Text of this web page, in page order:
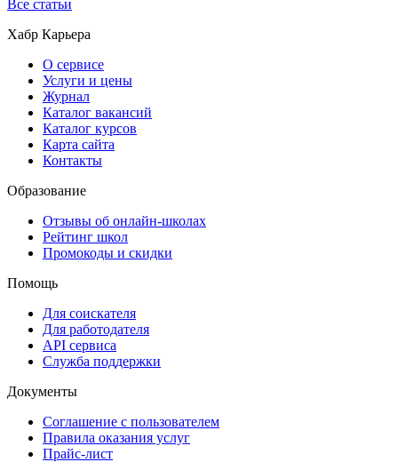
Все статьи
Хабр Карьера
О сервисе
Услуги и цены
Журнал
Каталог вакансий
Каталог курсов
Карта сайта
Контакты
Образование
Отзывы об онлайн-школах
Рейтинг школ
Промокоды и скидки
Помощь
Для соискателя
Для работодателя
API сервиса
Служба поддержки
Документы
Соглашение с пользователем
Правила оказания услуг
Прайс-лист